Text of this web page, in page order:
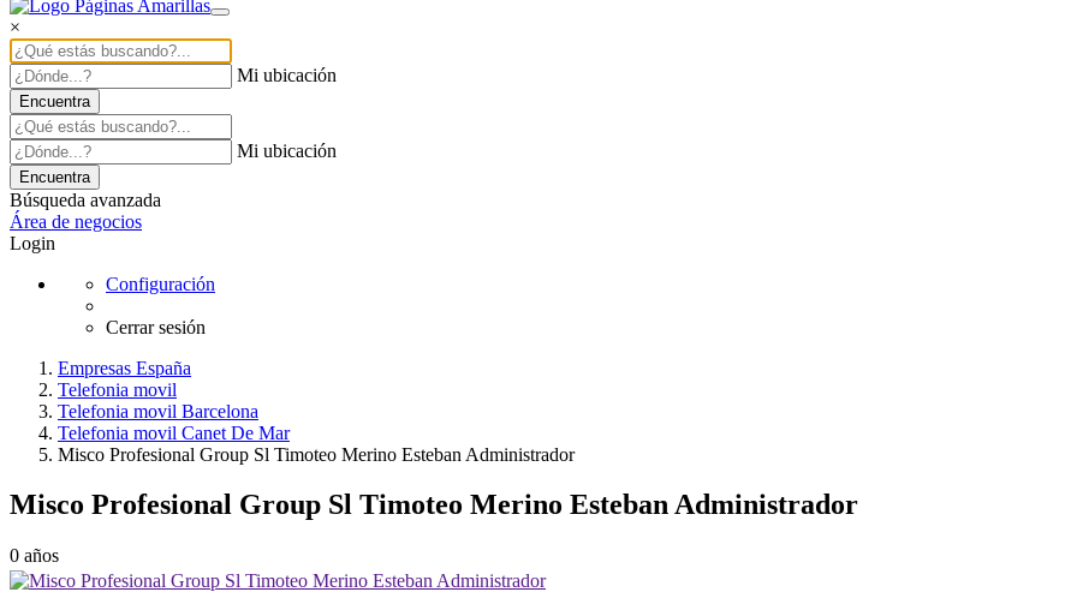
×
Mi ubicación
Encuentra
Mi ubicación
Encuentra
Búsqueda avanzada
Área de negocios
Login
Configuración
Cerrar sesión
Empresas España
Telefonia movil
Telefonia movil Barcelona
Telefonia movil Canet De Mar
Misco Profesional Group Sl Timoteo Merino Esteban Administrador
Misco Profesional Group Sl Timoteo Merino Esteban Administrador
0 años